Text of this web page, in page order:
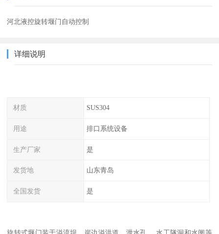
河北液控旋转堰门自动控制
详细说明
材质 SUS304
用途 排口系统设备
生产厂家 是
发货地 山东青岛
全国发货 是